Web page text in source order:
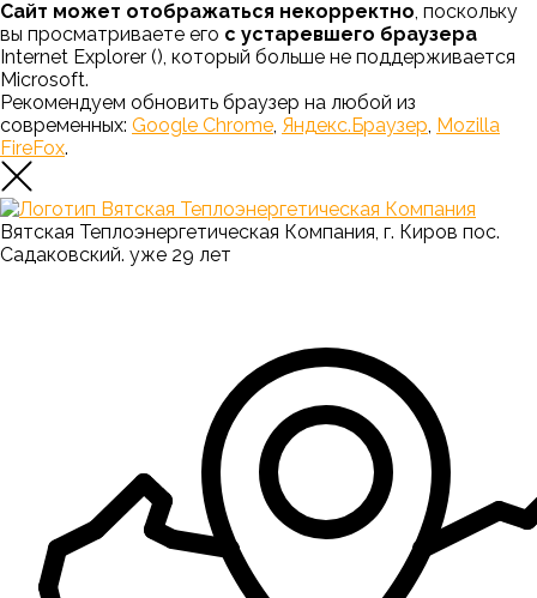
Сайт может отображаться некорректно, поскольку
вы просматриваете его с устаревшего браузера
Internet Explorer (), который больше не поддерживается
Microsoft.
Рекомендуем обновить браузер на любой из
современных: Google Chrome, Яндекс.Браузер, Mozilla
FireFox.
Вятская Теплоэнергетическая Компания, г. Киров пос.
Садаковский. уже 29 лет